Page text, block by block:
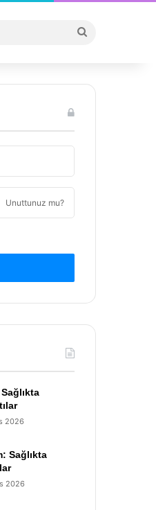
...
Unuttunuz mu?
2026
Sağlıkta
2026